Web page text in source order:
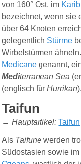
von 160° Ost, im
bezeichnet, wenn sie
über 64 Knoten
gelegentlich Stürme
Wirbelstürmen
Medicane genannt,
Mediterranean Sea
(englisch fürHurrikan).
Taifun
→Hauptartikel:Taifun
Als Taifune werden
Südostasien sowie